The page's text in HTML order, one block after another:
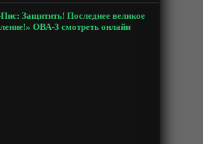
Защитить! Последнее великое
ОВА-3 смотреть онлайн